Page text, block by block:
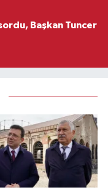
Başkan Tuncer